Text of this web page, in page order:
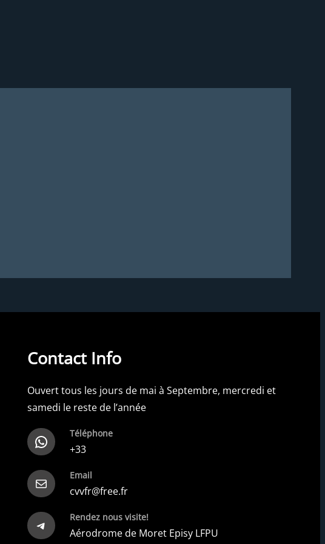
Contact Info
Ouvert tous les jours de mai à Septembre, mercredi et
samedi le reste de l’année
WhatsApp Téléphone
+33
Mail Email
cvvfr@free.fr
Telegram Rendez nous visite!
Aérodrome de Moret Episy LFPU